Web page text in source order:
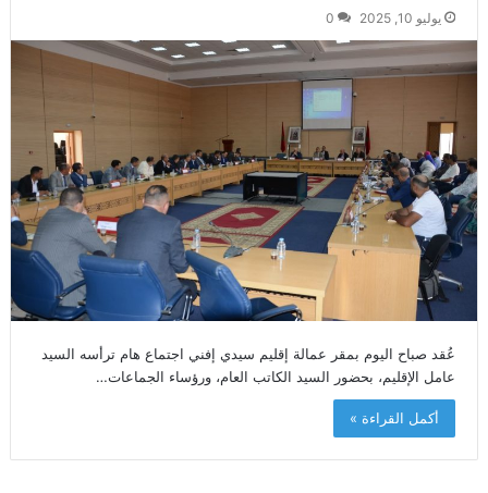
يوليو 10, 2025 0
عُقد صباح اليوم بمقر عمالة إقليم سيدي إفني اجتماع هام ترأسه السيد
عامل الإقليم، بحضور السيد الكاتب العام، ورؤساء الجماعات…
أكمل القراءة »